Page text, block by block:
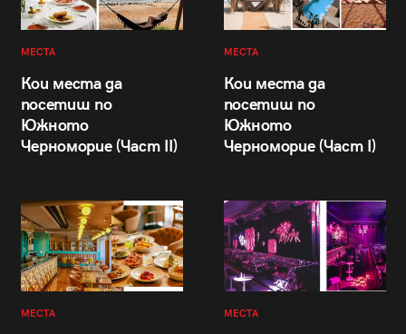
МЕСТА
Кои места да
посетиш по
Южното
Черноморие (Част II)
МЕСТА
Кои места да
посетиш по
Южното
Черноморие (Част I)
МЕСТА МЕСТА